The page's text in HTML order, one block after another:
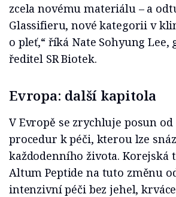
zcela novému materiálu – a
Glassifieru, nové kategorii v
o pleť,“ říká Nate Sohyung Lee,
ředitel SR Biotek.
Evropa: další kapitola
V Evropě se zrychluje posun
procedur k péči, kterou lze
každodenního života. Korejská
Altum Peptide na tuto změnu
intenzivní péči bez jehel,